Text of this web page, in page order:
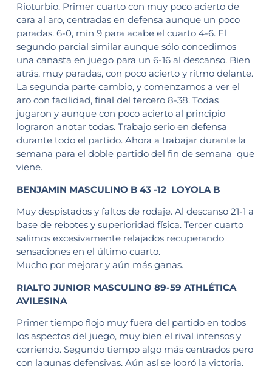
Rioturbio. Primer cuarto con muy poco acierto de
cara al aro, centradas en defensa aunque un poco
paradas. 6-0, min 9 para acabe el cuarto 4-6. El
segundo parcial similar aunque sólo concedimos
una canasta en juego para un 6-16 al descanso. Bien
atrás, muy paradas, con poco acierto y ritmo delante.
La segunda parte cambio, y comenzamos a ver el
aro con facilidad, final del tercero 8-38. Todas
jugaron y aunque con poco acierto al principio
lograron anotar todas. Trabajo serio en defensa
durante todo el partido. Ahora a trabajar durante la
semana para el doble partido del fin de semana que
viene.
BENJAMIN MASCULINO B 43 -12 LOYOLA B
Muy despistados y faltos de rodaje. Al descanso 21-1 a
base de rebotes y superioridad física. Tercer cuarto
salimos excesivamente relajados recuperando
sensaciones en el último cuarto.
Mucho por mejorar y aún más ganas.
RIALTO JUNIOR MASCULINO 89-59 ATHLÉTICA
AVILESINA
Primer tiempo flojo muy fuera del partido en todos
los aspectos del juego, muy bien el rival intensos y
corriendo. Segundo tiempo algo más centrados pero
con lagunas defensivas. Aún así se logró la victoria.